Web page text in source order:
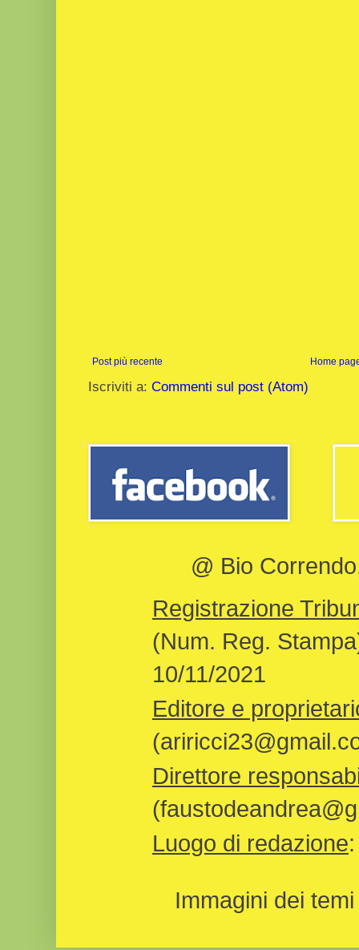
Post più recente Home
Iscriviti a: Commenti sul post (Atom)
@ Bio
Registrazione
(Num. Reg.
10/11/2021
Editore e
Direttore
Luogo di redazione
Immagini dei